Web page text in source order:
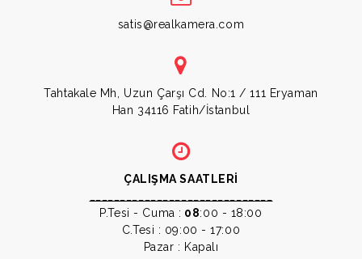
satis@realkamera.com
Tahtakale Mh, Uzun Çarşı Cd. No:1 / 111 Eryaman
Han 34116 Fatih/İstanbul
ÇALIŞMA SAATLERİ
P.Tesi - Cuma : 08:00 - 18:00
C.Tesi : 09:00 - 17:00
Pazar : Kapalı